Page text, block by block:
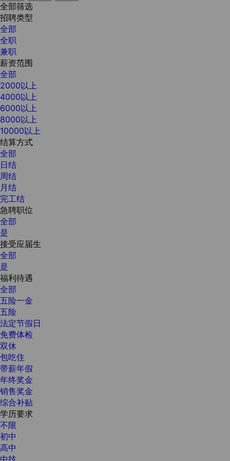
全部筛选
招聘类型
全部
全职
兼职
薪资范围
全部
2000以上
4000以上
6000以上
8000以上
10000以上
结算方式
全部
日结
周结
月结
完工结
急聘职位
全部
是
接受应届生
全部
是
福利待遇
全部
五险一金
五险
法定节假日
免费体检
双休
包吃住
带薪年假
年终奖金
销售奖金
综合补贴
学历要求
不限
初中
高中
中技